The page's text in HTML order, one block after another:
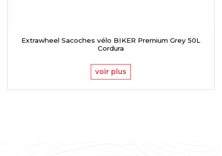
Extrawheel Sacoches vélo BIKER Premium Grey 50L
Cordura
voir plus